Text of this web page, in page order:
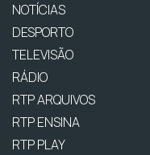
NOTÍCIAS
DESPORTO
TELEVISÃO
RÁDIO
RTP ARQUIVOS
RTP ENSINA
RTP PLAY